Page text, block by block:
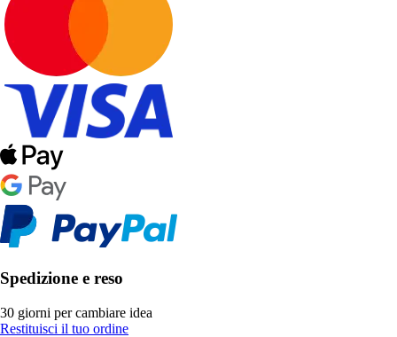
Spedizione e reso
30 giorni per cambiare idea
Restituisci il tuo ordine